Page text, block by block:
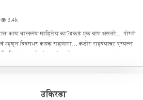
3.4k
काय चाललंय माहितेय का?इकडं एक बाप असतो… पोरगं
म्हणून दिवसभर कडक राहणारा… कठोर राहण्याचा प्रयत्न
तिकडं एक पोरगं असतं… जे आयुष्यभर फक्त एवढंच
अभिमा
उकिरडा